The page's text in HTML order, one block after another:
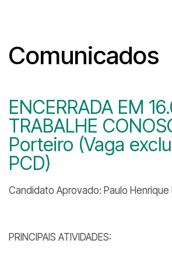
Comunicados
ENCERRADA EM
TRABALHE
Porteiro (Vaga
PCD)
Candidato Aprovado: Paulo Henrique
PRINCIPAIS ATIVIDADES: